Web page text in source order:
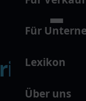
Für
Lexikon
Über uns